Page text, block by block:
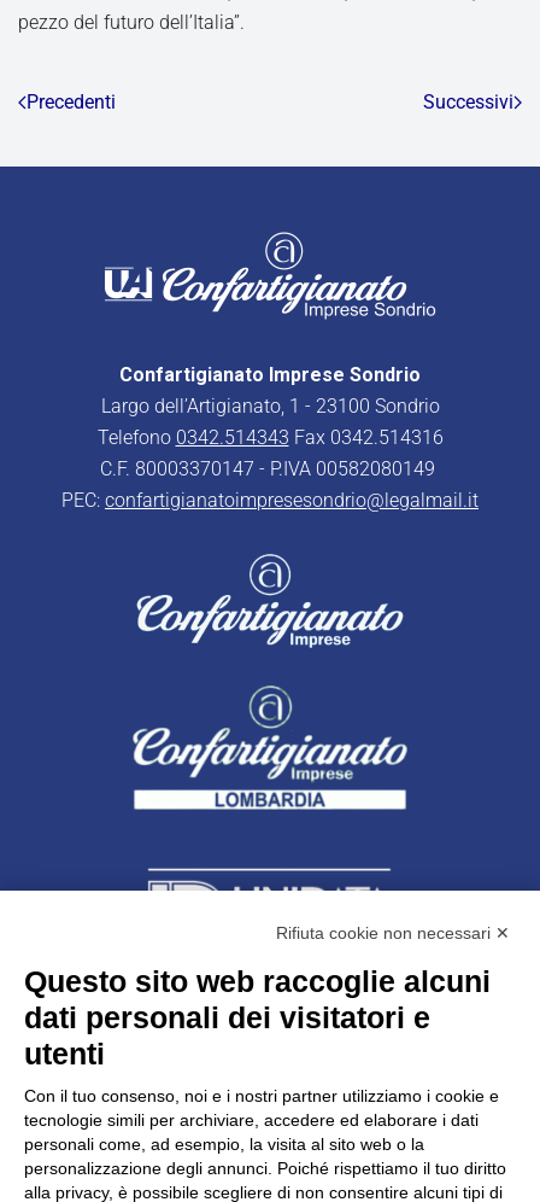
pezzo del futuro dell’Italia”.
Precedenti Successivi
Confartigianato Imprese Sondrio
Largo dell’Artigianato, 1 - 23100 Sondrio
Telefono 0342.514343 Fax 0342.514316
C.F. 80003370147 - P.IVA 00582080149
PEC: confartigianatoimpresesondrio@legalmail.it
Unidata s.r.lcon unico socio
Largo dell’Artigianato, 1 - 23100 Sondrio
C.F. 00481790145 - N.REA SO-36426
PEC: unidata.sondrio@legalmail.it
Cap. soc. euro 100.000,00 i.v.
Rifiuta cookie non necessari ✕
Questo sito web raccoglie alcuni
dati personali dei visitatori e
utenti
Con il tuo consenso, noi e i nostri partner utilizziamo i cookie e
tecnologie simili per archiviare, accedere ed elaborare i dati
personali come, ad esempio, la visita al sito web o la
personalizzazione degli annunci. Poiché rispettiamo il tuo diritto
alla privacy, è possibile scegliere di non consentire alcuni tipi di